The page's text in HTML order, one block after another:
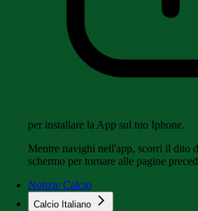
per installare la App sul tuo Iphone.
Mentre navighi nell'app, scorri il dito
schermo per tornare alle pagine
Notizie Calcio
Calcio Italiano